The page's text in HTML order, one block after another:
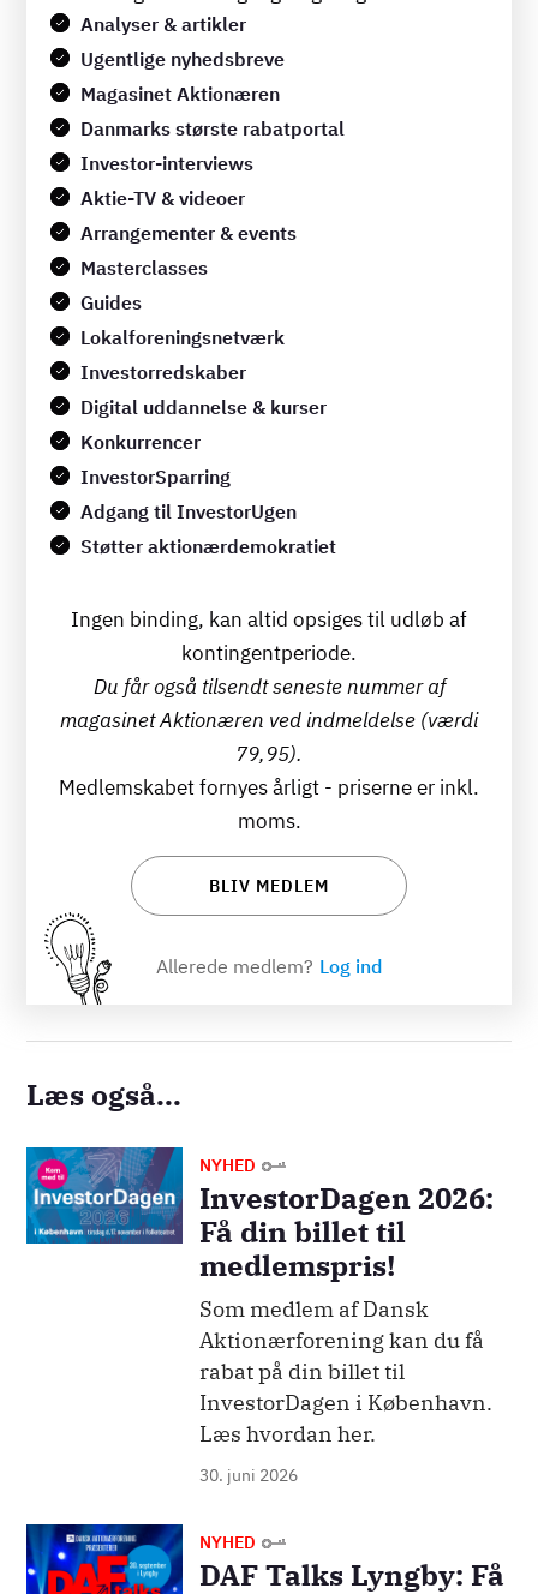
Analyser & artikler
Ugentlige nyhedsbreve
Magasinet Aktionæren
Danmarks største rabatportal
Investor-interviews
Aktie-TV & videoer
Arrangementer & events
Masterclasses
Guides
Lokalforeningsnetværk
Investorredskaber
Digital uddannelse & kurser
Konkurrencer
InvestorSparring
Adgang til InvestorUgen
Støtter aktionærdemokratiet
Ingen binding, kan altid opsiges til udløb af
kontingentperiode.
Du får også tilsendt seneste nummer af
magasinet Aktionæren ved indmeldelse (værdi
79,95).
Medlemskabet fornyes årligt - priserne er inkl.
moms.
BLIV MEDLEM
Allerede medlem? Log ind
Læs også...
Billede NYHED
InvestorDagen 2026:
Få din billet til
medlemspris!
Som medlem af Dansk
Aktionærforening kan du få
rabat på din billet til
InvestorDagen i København.
Læs hvordan her.
30. juni 2026
Billede NYHED
DAF Talks Lyngby: Få